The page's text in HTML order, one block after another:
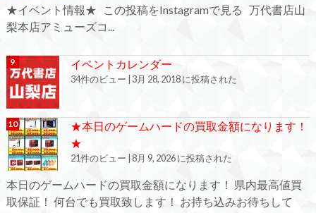
★イベント情報★ この投稿をInstagramで見る 万代書店山
梨本店アミューズコ...
イベントカレンダー
34件のビュー 3月 28, 2018 に投稿された
★本日のゲームハードの買取金額になります！
★
21件のビュー 8月 9, 2026 に投稿された
本日のゲームハードの買取金額になります！ 県内最高値買
取保証！ 何台でも買取致します！ お持ち込みお待ちして